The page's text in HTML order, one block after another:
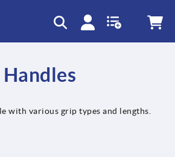
Handles
with various grip types and lengths.